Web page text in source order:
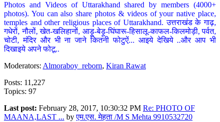
Photos and Videos of Uttarakhand shared by members (4000+
photos). You can also share photos & videos of your native place,
temples and other religious places of Uttarakhand. उत्तराखंड के गाढ़,
गधेरों, नौलों, खेत-खलिहानों, आड़ू-बेड़ू-घिंघारू-हिसालू-काफल-किलमोड़ी, पर्वत,
चोटी, मंदिर और भी ना जाने कितनी फोटुऐं... आइये देखिये ..और आप भी
दिखाइये अपने फोटू..
Moderators: Almoraboy_reborn, Kiran Rawat
Posts: 11,227
Topics: 97
Last post: February 28, 2017, 10:30:32 PM Re: PHOTO OF
MAANA,LAST ... byएम.एस. मेहता /M S Mehta 9910532720